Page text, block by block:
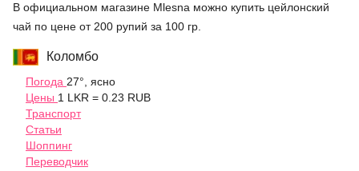
В официальном магазине Mlesna можно купить цейлонский
чай по цене от 200 рупий за 100 гр.
Коломбо
Погода 27°, ясно
Цены 1 LKR = 0.23 RUB
Транспорт
Статьи
Шоппинг
Переводчик